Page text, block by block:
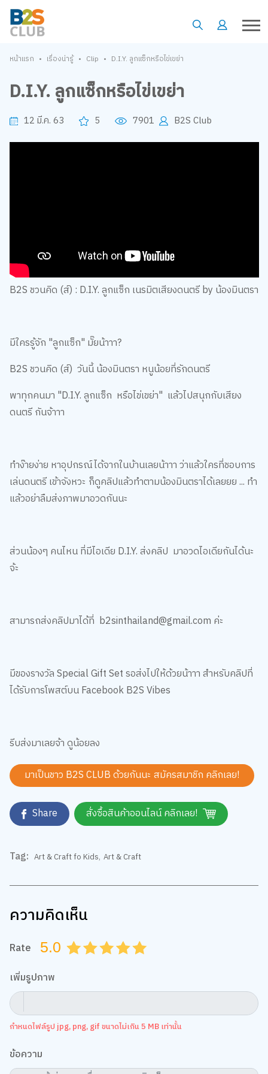
หน้าแรก • เรื่องน่ารู้ • Clip • D.I.Y. ลูกแซ็กหรือไข่เขย่า
D.I.Y. ลูกแซ็กหรือไข่เขย่า
12 มี.ค. 63 5 7901 B2S Club
B2S ชวนคิด (ส์) : D.I.Y. ลูกแซ็ก เนรมิตเสียงดนตรี by น้องมินตรา
มีใครรู้จัก "ลูกแซ็ก" มั๊ยน้าาา?
B2S ชวนคิด (ส์) วันนี้ น้องมินตรา หนูน้อยที่รักดนตรี
พาทุกคนมา "D.I.Y. ลูกแซ็ก หรือไข่เขย่า" แล้วไปสนุกกับเสียง
ดนตรี กันจ้าาา
ทำง๊ายง่าย หาอุปกรณ์ได้จากในบ้านเลยน้าาา ว่าแล้วใครที่ชอบการ
เล่นดนตรี เข้าจังหวะ ก็ดูคลิปแล้วทำตามน้องมินตราได้เลยยย ... ทำ
แล้วอย่าลืมส่งภาพมาอวดกันนะ
ส่วนน้องๆ คนไหน ที่มีไอเดีย D.I.Y. ส่งคลิป มาอวดไอเดียกันได้นะ
จ้ะ
สามารถส่งคลิปมาได้ที่ b2sinthailand@gmail.com ค่ะ
มีของรางวัล Special Gift Set รอส่งไปให้ด้วยน้าาา สำหรับคลิปที่
ได้รับการโพสต์บน Facebook B2S Vibes
รีบส่งมาเลยจ้า ดูน้อยลง
มาเป็นชาว B2S CLUB ด้วยกันนะ สมัครสมาชิก คลิกเลย!
Share สั่งซื้อสินค้าออนไลน์ คลิกเลย!
Tag: Art & Craft fo Kids, Art & Craft
ความคิดเห็น
Rate 5.0 4.5
4.0
3.5
3.0
2.5
2.0
1.5
1.0
0.5
เพิ่มรูปภาพ
กำหนดไฟล์รูป jpg, png, gif ขนาดไม่เกิน 5 MB เท่านั้น
ข้อความ